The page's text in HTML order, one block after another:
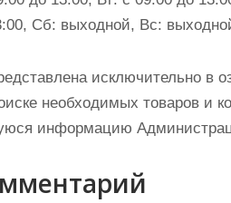
Сб: выходной, Вс:
исключительно в
необходимых товаров и
информацию